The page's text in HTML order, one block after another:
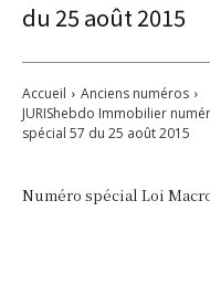
du 25 août 2015
Accueil
Anciens numéros
JURIShebdo Immobilier
spécial 57 du 25 août 2015
Numéro spécial Loi